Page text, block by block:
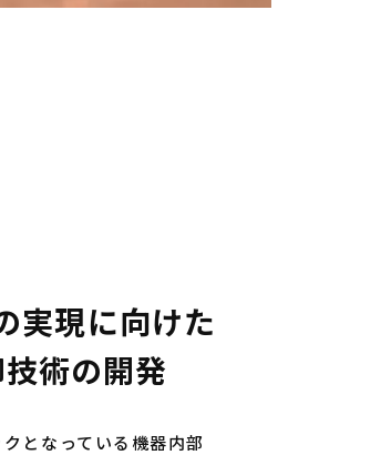
実現に向けた
術の開発
となっている機器内部